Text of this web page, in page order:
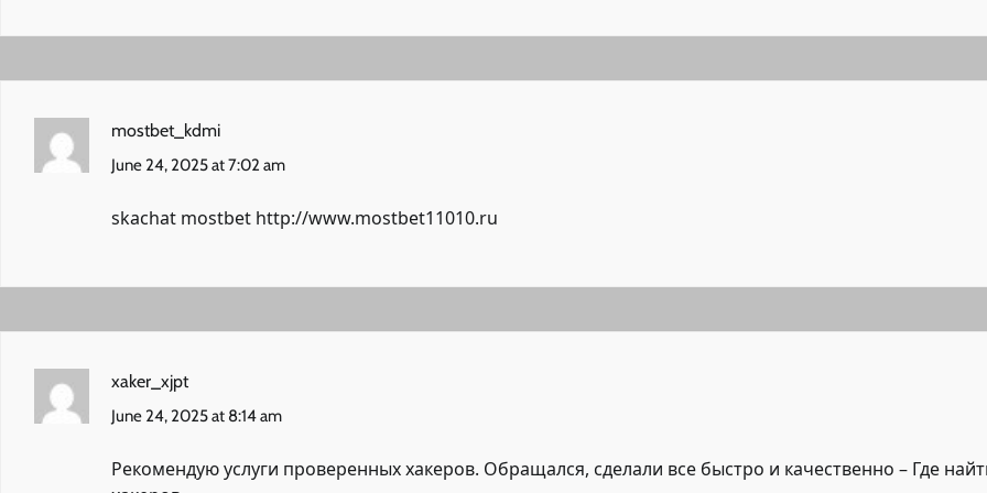
mostbet_kdmi
June 24, 2025 at 7:02 am
skachat mostbet http://www.mostbet11010.ru
xaker_xjpt
June 24, 2025 at 8:14 am
Рекомендую услуги проверенных хакеров. Обращался, сделали все быстро и качественно – Где